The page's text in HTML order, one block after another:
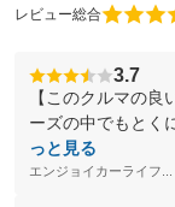
レビュー総合
3.7
【このクルマの
ーズの中でもとく
っと見る
エンジョイカーライフ...